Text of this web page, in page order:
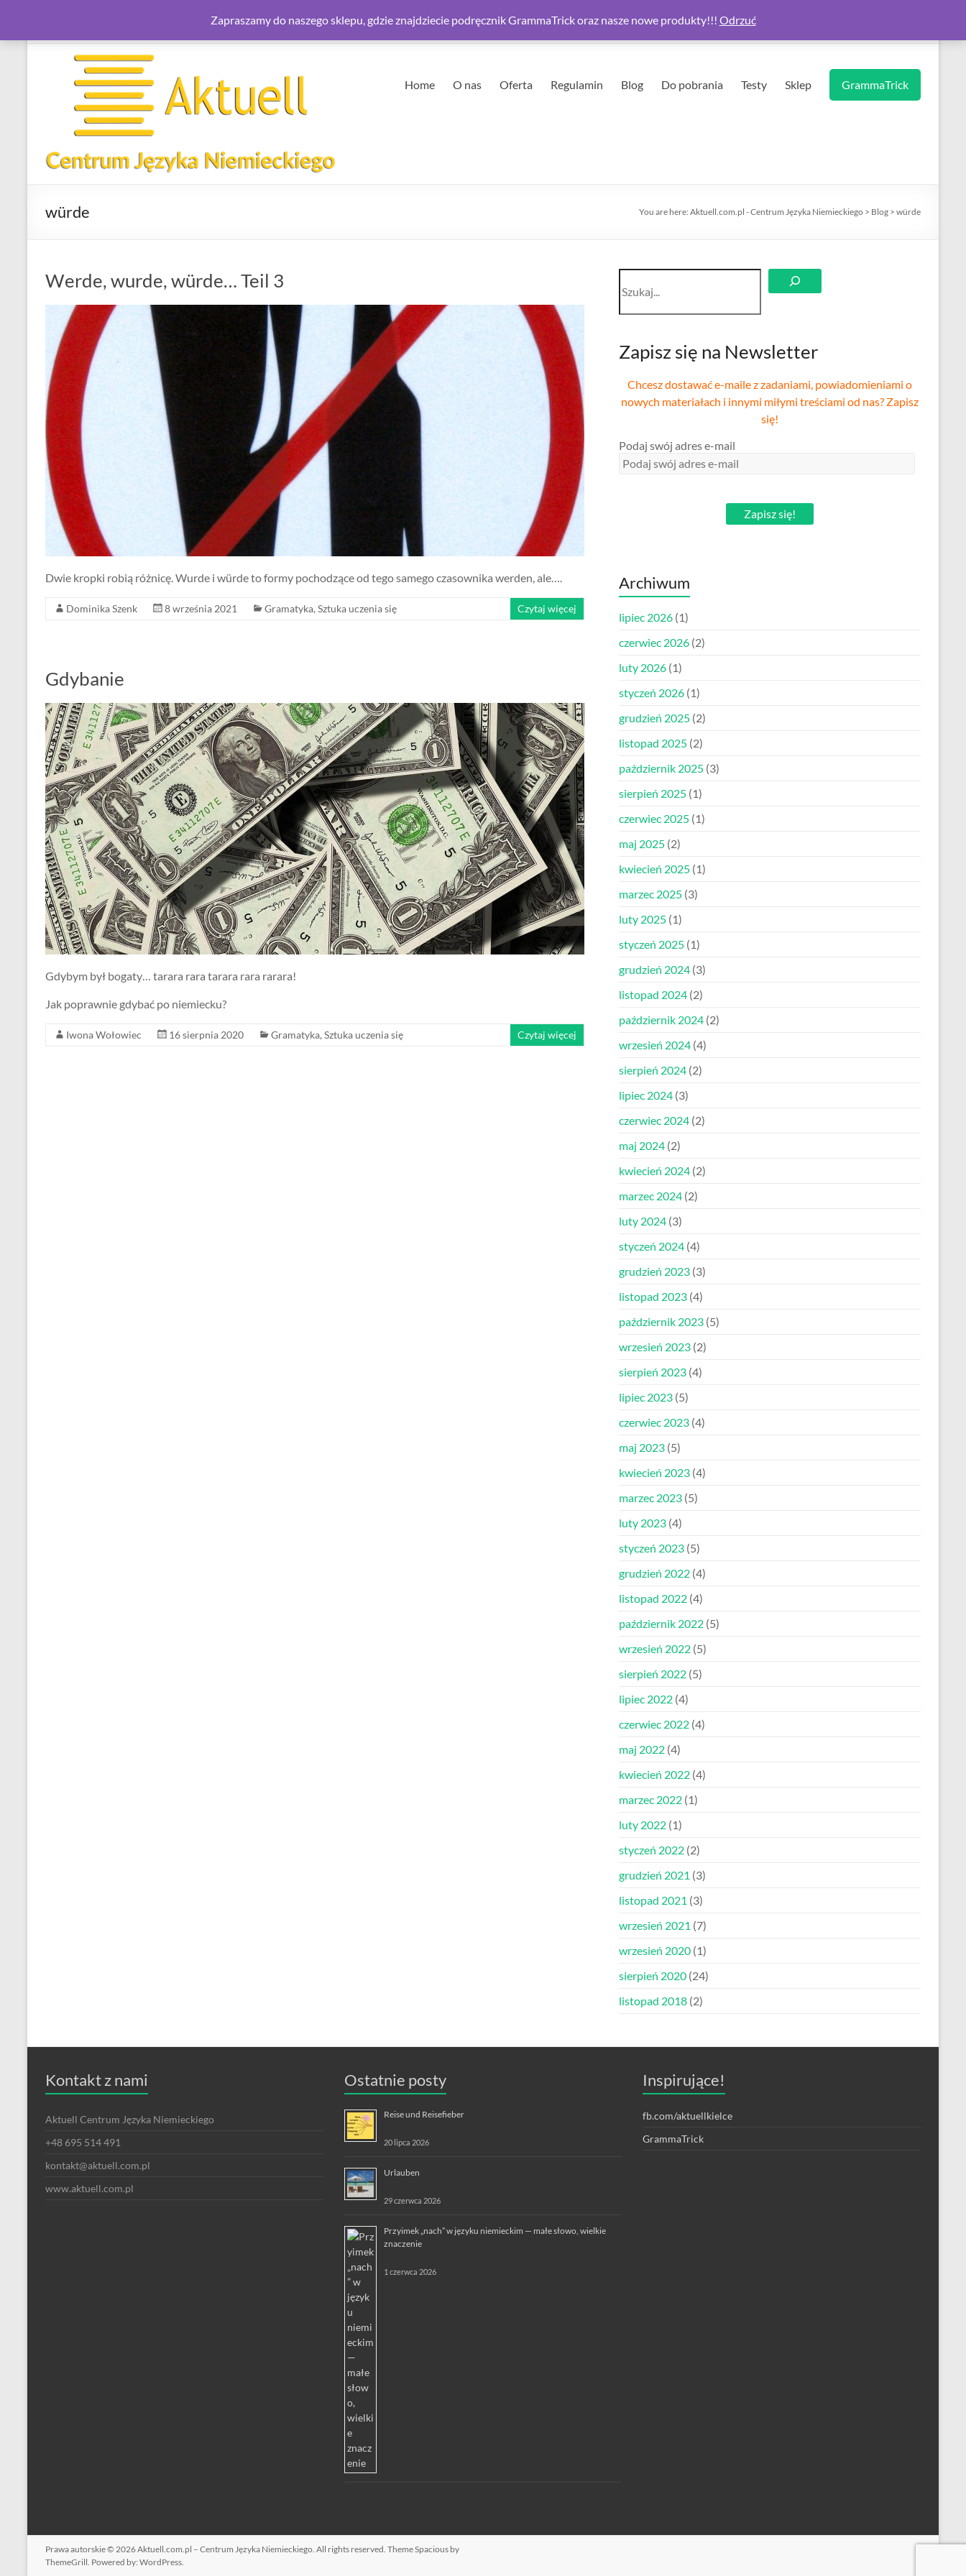
to
Aktuell.com.pl
Centrum
Języka
Niemieckiego
Centrum
Home O nas Oferta Regulamin Blog Do pobrania Testy Sklep GrammaTrick
würde You are here: Aktuell.com.pl - Centrum Języka Niemieckiego > Blog > würde
Werde, wurde, würde… Teil 3
Dwie kropki robią różnicę. Wurde i würde to formy pochodzące od tego samego czasownika werden, ale….
Dominika Szenk 8 września 2021 Gramatyka, Sztuka uczenia się Czytaj więcej
Gdybanie
Gdybym był bogaty… tarara rara tarara rara rarara!
Jak poprawnie gdybać po niemiecku?
Iwona Wołowiec 16 sierpnia 2020 Gramatyka, Sztuka uczenia się Czytaj więcej
Szukaj
Zapisz się na Newsletter
Chcesz dostawać e-maile z zadaniami, powiadomieniami o
nowych materiałach i innymi miłymi treściami od nas? Zapisz
się!
Podaj swój adres e-mail
Zapisz się!
Archiwum
lipiec 2026 (1)
czerwiec 2026 (2)
luty 2026 (1)
styczeń 2026 (1)
grudzień 2025 (2)
listopad 2025 (2)
październik 2025 (3)
sierpień 2025 (1)
czerwiec 2025 (1)
maj 2025 (2)
kwiecień 2025 (1)
marzec 2025 (3)
luty 2025 (1)
styczeń 2025 (1)
grudzień 2024 (3)
listopad 2024 (2)
październik 2024 (2)
wrzesień 2024 (4)
sierpień 2024 (2)
lipiec 2024 (3)
czerwiec 2024 (2)
maj 2024 (2)
kwiecień 2024 (2)
marzec 2024 (2)
luty 2024 (3)
styczeń 2024 (4)
grudzień 2023 (3)
listopad 2023 (4)
październik 2023 (5)
wrzesień 2023 (2)
sierpień 2023 (4)
lipiec 2023 (5)
czerwiec 2023 (4)
maj 2023 (5)
kwiecień 2023 (4)
marzec 2023 (5)
luty 2023 (4)
styczeń 2023 (5)
grudzień 2022 (4)
listopad 2022 (4)
październik 2022 (5)
wrzesień 2022 (5)
sierpień 2022 (5)
lipiec 2022 (4)
czerwiec 2022 (4)
maj 2022 (4)
kwiecień 2022 (4)
marzec 2022 (1)
luty 2022 (1)
styczeń 2022 (2)
grudzień 2021 (3)
listopad 2021 (3)
wrzesień 2021 (7)
wrzesień 2020 (1)
sierpień 2020 (24)
listopad 2018 (2)
Kontakt z nami
Aktuell Centrum Języka Niemieckiego
+48 695 514 491
kontakt@aktuell.com.pl
www.aktuell.com.pl
Ostatnie posty
Reise und Reisefieber
20 lipca 2026
Urlauben
29 czerwca 2026
Przyimek „nach” w języku niemieckim — małe słowo, wielkie
znaczenie
1 czerwca 2026
Inspirujące!
fb.com/aktuellkielce
GrammaTrick
Prawa autorskie © 2026Aktuell.com.pl – Centrum Języka Niemieckiego. All rights reserved. ThemeSpacious by
ThemeGrill. Powered by: WordPress.
Zapraszamy do naszego sklepu, gdzie znajdziecie podręcznik GrammaTrick oraz nasze nowe produkty!!! Odrzuć